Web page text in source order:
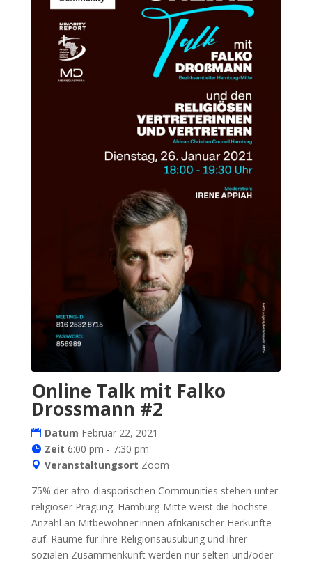
Online Talk mit Falko
Drossmann #2
Datum Februar 22, 2021
Zeit 6:00 pm - 7:30 pm
Veranstaltungsort Zoom
75% der afro-diasporischen Communities stehen unter
religiöser Prägung. Hamburg-Mitte weist die höchste
Anzahl an Mitbewohner:innen afrikanischer Herkünfte
auf. Räume für ihre Religionsausübung und ihrer
sozialen Zusammenkunft werden nur selten und/oder